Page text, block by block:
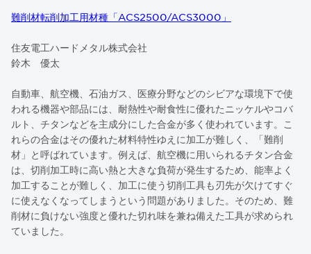
難削材転削加工用材種「ACS2500/ACS3000」
住友電工ハードメタル株式会社
鈴木 優太
自動車、航空機、石油ガス、医療分野などのシビアな環境下で使
われる機器や部品には、耐熱性や耐食性に優れたニッケルやコバ
ルト、チタンなどを主成分にした合金が多く使われています。こ
れらの合金はその優れた材料特性ゆえに加工が難しく、「難削
材」と呼ばれています。例えば、航空機に用いられるチタン合金
は、切削加工時に高い熱と大きな負荷が発生するため、能率よく
加工することが難しく、加工に使う切削工具も刃先が欠けてすぐ
に使えなくなってしまうという問題がありました。そのため、難
削材に負けない強度と優れた切れ味を兼ね備えた工具が求められ
ていました。